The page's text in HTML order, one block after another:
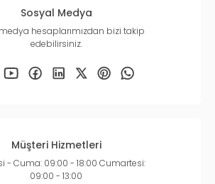
Sosyal Medya
hesaplarımızdan bizi takip
edebilirsiniz.
Müşteri Hizmetleri
- Cuma: 09:00 - 18:00 Cumartesi:
09:00 - 13:00